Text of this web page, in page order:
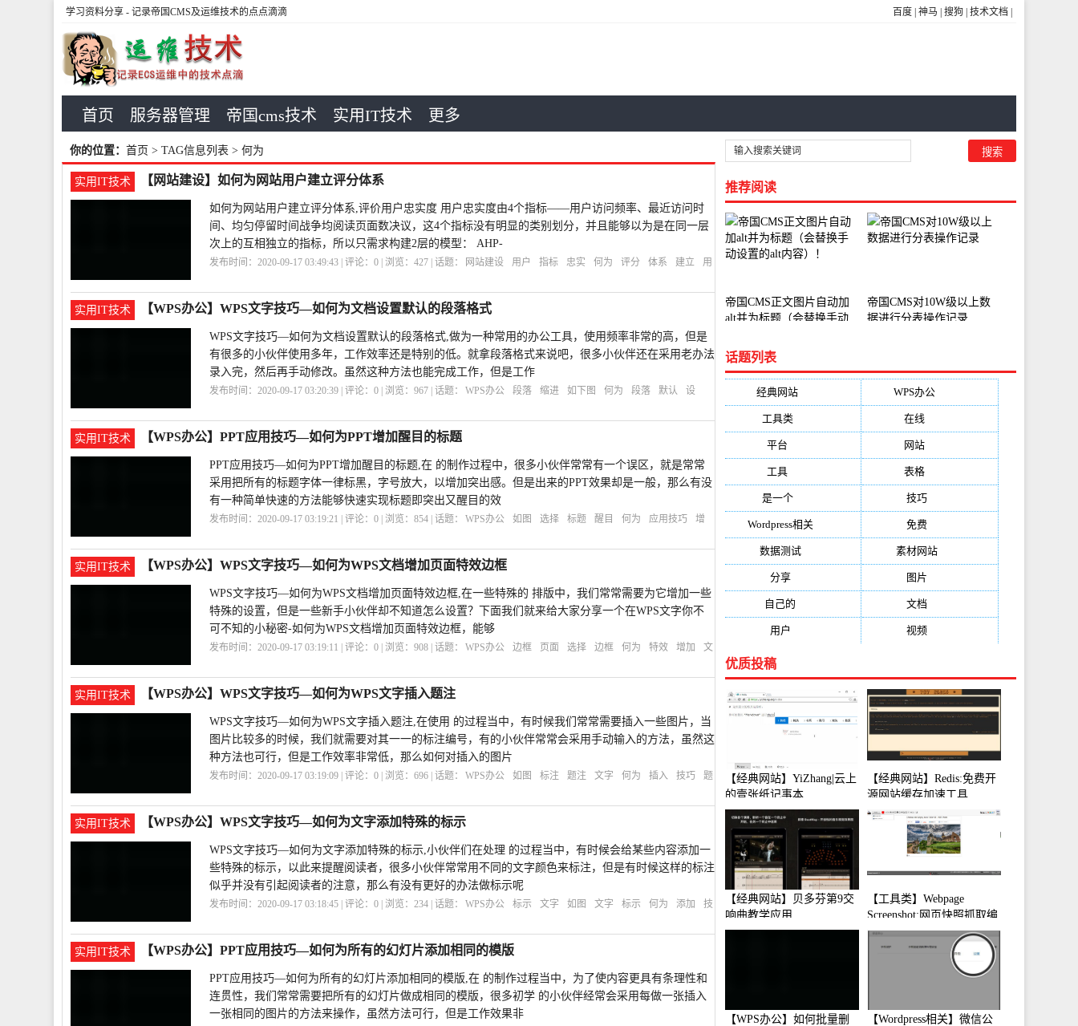
百度 神马 搜狗 技术文档
学习资料分享 - 记录帝国CMS及运维技术的点点滴滴
首页 服务器管理 帝国cms技术 实用IT技术 更多
你的位置： 首页 > TAG信息列表 > 何为
实用IT技术 【网站建设】如何为网站用户建立评分体系
如何为网站用户建立评分体系,评价用户忠实度 用户忠实度由4个指标——用户访问频率、最近访问时
间、均匀停留时间战争均阅读页面数决议，这4个指标没有明显的类别划分，并且能够以为是在同一层
次上的互相独立的指标，所以只需求构建2层的模型： AHP-
发布时间：2020-09-17 03:49:43 | 评论：0 | 浏览：427 | 话题： 网站建设 用户 指标 忠实 何为 评分 体系 建立
用
实用IT技术 【WPS办公】WPS文字技巧—如何为文档设置默认的段落格式
WPS文字技巧—如何为文档设置默认的段落格式,做为一种常用的办公工具，使用频率非常的高，但是
有很多的小伙伴使用多年，工作效率还是特别的低。就拿段落格式来说吧，很多小伙伴还在采用老办法
录入完，然后再手动修改。虽然这种方法也能完成工作，但是工作
发布时间：2020-09-17 03:20:39 | 评论：0 | 浏览：967 | 话题： WPS办公 段落 缩进 如下图 何为 段落 默认
设
实用IT技术 【WPS办公】PPT应用技巧—如何为PPT增加醒目的标题
PPT应用技巧—如何为PPT增加醒目的标题,在 的制作过程中，很多小伙伴常常有一个误区，就是常常
采用把所有的标题字体一律标黑，字号放大，以增加突出感。但是出来的PPT效果却是一般，那么有没
有一种简单快速的方法能够快速实现标题即突出又醒目的效
发布时间：2020-09-17 03:19:21 | 评论：0 | 浏览：854 | 话题： WPS办公 如图 选择 标题 醒目 何为 应用技巧
增
实用IT技术 【WPS办公】WPS文字技巧—如何为WPS文档增加页面特效边框
WPS文字技巧—如何为WPS文档增加页面特效边框,在一些特殊的 排版中，我们常常需要为它增加一些
特殊的设置，但是一些新手小伙伴却不知道怎么设置？下面我们就来给大家分享一个在WPS文字你不
可不知的小秘密-如何为WPS文档增加页面特效边框，能够
发布时间：2020-09-17 03:19:11 | 评论：0 | 浏览：908 | 话题： WPS办公 边框 页面 选择 边框 何为 特效 增加
文
实用IT技术 【WPS办公】WPS文字技巧—如何为WPS文字插入题注
WPS文字技巧—如何为WPS文字插入题注,在使用 的过程当中，有时候我们常常需要插入一些图片，当
图片比较多的时候，我们就需要对其一一的标注编号，有的小伙伴常常会采用手动输入的方法，虽然这
种方法也可行，但是工作效率非常低，那么如何对插入的图片
发布时间：2020-09-17 03:19:09 | 评论：0 | 浏览：696 | 话题： WPS办公 如图 标注 题注 文字 何为 插入 技巧
题
实用IT技术 【WPS办公】WPS文字技巧—如何为文字添加特殊的标示
WPS文字技巧—如何为文字添加特殊的标示,小伙伴们在处理 的过程当中，有时候会给某些内容添加一
些特殊的标示，以此来提醒阅读者，很多小伙伴常常用不同的文字颜色来标注，但是有时候这样的标注
似乎并没有引起阅读者的注意，那么有没有更好的办法做标示呢
发布时间：2020-09-17 03:18:45 | 评论：0 | 浏览：234 | 话题： WPS办公 标示 文字 如图 文字 标示 何为 添加
技
实用IT技术 【WPS办公】PPT应用技巧—如何为所有的幻灯片添加相同的模版
PPT应用技巧—如何为所有的幻灯片添加相同的模版,在 的制作过程当中，为了使内容更具有条理性和
连贯性，我们常常需要把所有的幻灯片做成相同的模版，很多初学 的小伙伴经常会采用每做一张插入
一张相同的图片的方法来操作，虽然方法可行，但是工作效果非
推荐阅读
帝国CMS正文图片自动加
alt并为标题（会替换手动
帝国CMS对10W级以上数
据进行分表操作记录
话题列表
经典网站 WPS办公(2513)
工具类(1994) 在线(1987)
平台 网站(1170)
工具 表格(1052)
是一个(1026) 技巧
Wordpress相关(851) 免费
数据测试(788) 素材网站
分享(676) 图片
自己的 文档
用户 视频
优质投稿
【经典网站】YiZhang|云上
的壹张纸记事本
【经典网站】Redis:免费开
源网站缓存加速工具
【经典网站】贝多芬第9交
响曲教学应用
【工具类】Webpage
Screenshot:网页快照抓取编
辑工具
【WPS办公】如何批量删
【Wordpress相关】微信公